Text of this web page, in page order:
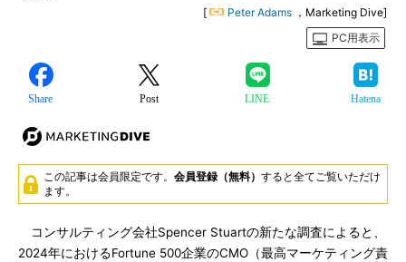
[ Peter Adams ，Marketing Dive]
PC用表示
Share Post LINE Hatena
この記事は会員限定です。 会員登録（無料） すると全てご覧いただけ
ます。
コンサルティング会社Spencer Stuartの新たな調査によると、
2024年におけるFortune 500企業のCMO（最高マーケティング責